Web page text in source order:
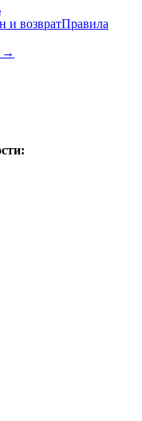
и возвратПравила
→